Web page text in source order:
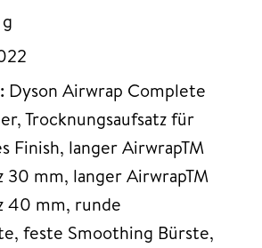
Dyson Airwrap Complete
Trocknungsaufsatz für
Finish, langer AirwrapTM
30 mm, langer AirwrapTM
40 mm, runde
feste Smoothing Bürste,